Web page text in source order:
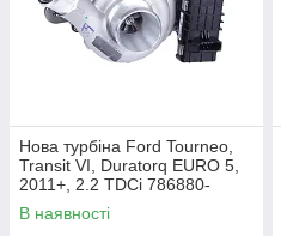
Нова турбіна Ford Tourneo,
Transit VI, Duratorq EURO 5,
2011+, 2.2 TDCi 786880-
5021S, BK2Q6K682GA
В наявності